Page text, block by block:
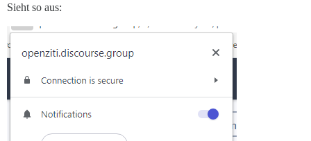
Sieht so aus: